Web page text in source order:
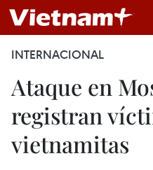
INTERNACIONAL
Ataque en
registran
vietnamitas